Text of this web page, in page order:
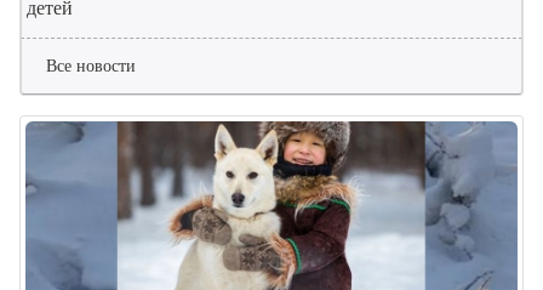
детей
Все новости